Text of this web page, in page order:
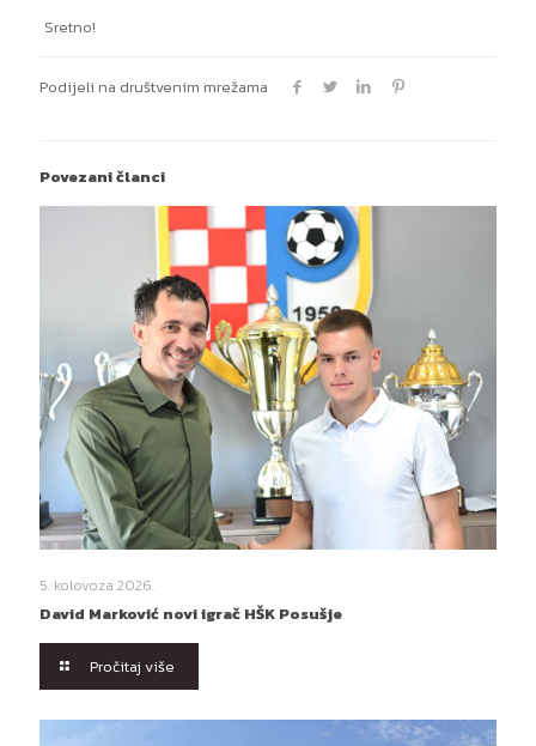
Sretno!
Podijeli na društvenim mrežama
Povezani članci
5. kolovoza 2026.
David Marković novi igrač HŠK Posušje
Pročitaj više